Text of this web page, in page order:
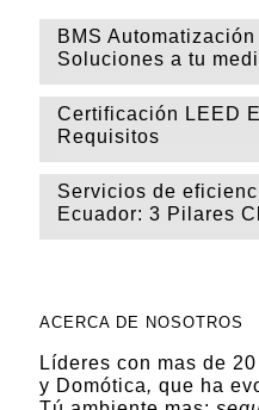
BMS
Soluciones a tu
Certificación LEED
Requisitos
Servicios de
Ecuador: 3 Pilares
ACERCA DE NOSOTROS
Líderes con mas de
y Domótica, que ha